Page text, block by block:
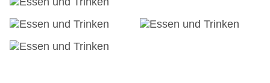
WLAN/WiFi im Hotel
Lift
Anzahl der Aufzüge: 1